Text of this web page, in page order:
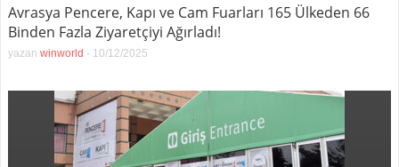
Avrasya Pencere, Kapı ve Cam Fuarları 165 Ülkeden 66
Binden Fazla Ziyaretçiyi Ağırladı!
yazan winworld - 10/12/2025